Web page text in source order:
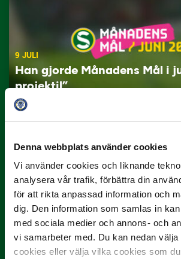
Denna webbplats använder cookies
Vi använder cookies och liknande
analysera vår trafik, förbättra din
för att rikta anpassad information och
dig. Den information som samlas in
med sociala medier och annons- och
vi samarbeter med. Du kan nedan
cookies eller välja vilka cookies som
9 JULI
Han gjorde Månadens Mål i
projektil”
Slog till i…
3 JULI
Rösta på Månadens Spelare